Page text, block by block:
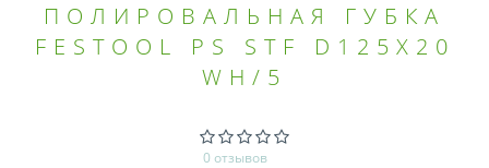
ПОЛИРОВАЛЬНАЯ ГУБКА
FESTOOL PS STF D125X20
WH/5
0 отзывов